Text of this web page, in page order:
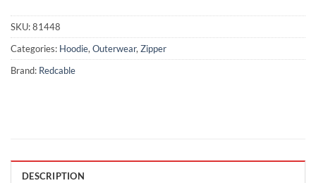
SKU:81448
Categories: Hoodie, Outerwear, Zipper
Brand: Redcable
DESCRIPTION